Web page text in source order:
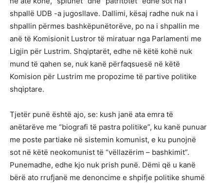
shpallë UDB -a jugosllave. Dallimi, kësaj radhe nuk na i
shpallin përmes bashkëpunëtorëve, po na i shpallin me
anë të Komisionit Lustror të miratuar nga Parlamenti me
Ligjin për Lustrim. Shqiptarët, edhe në këtë kohë nuk
mund të qahen se, nuk kanë përfaqsuesë në këtë
Komision për Lustrim me propozime të partive politike
shqiptare.
Tjetër punë është ajo, se: kush janë ata emra të
anëtarëve me “biografi të pastra politike”, ku kanë punuar
me poste partiake në sistemin komunist, e ku punojnë
sot në këtë neokomunist të “vëllazërim – bashkimit”.
Punemadhe, edhe kjo nuk prish punë. Dëmi që u kanë
bërë ato rrufjanë me denoncime e shpifje politike shumë